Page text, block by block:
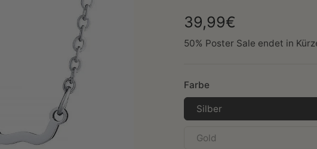
39,99€
50% Poster Sale endet in
Farbe
Silber
Gold